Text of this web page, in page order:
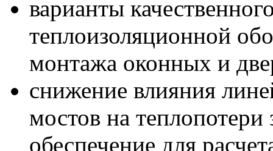
варианты
теплоизоляционной
монтажа оконных и
снижение влияния
мостов на
обеспечение для